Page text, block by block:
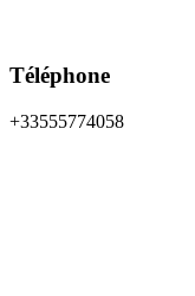
Téléphone
+33555774058